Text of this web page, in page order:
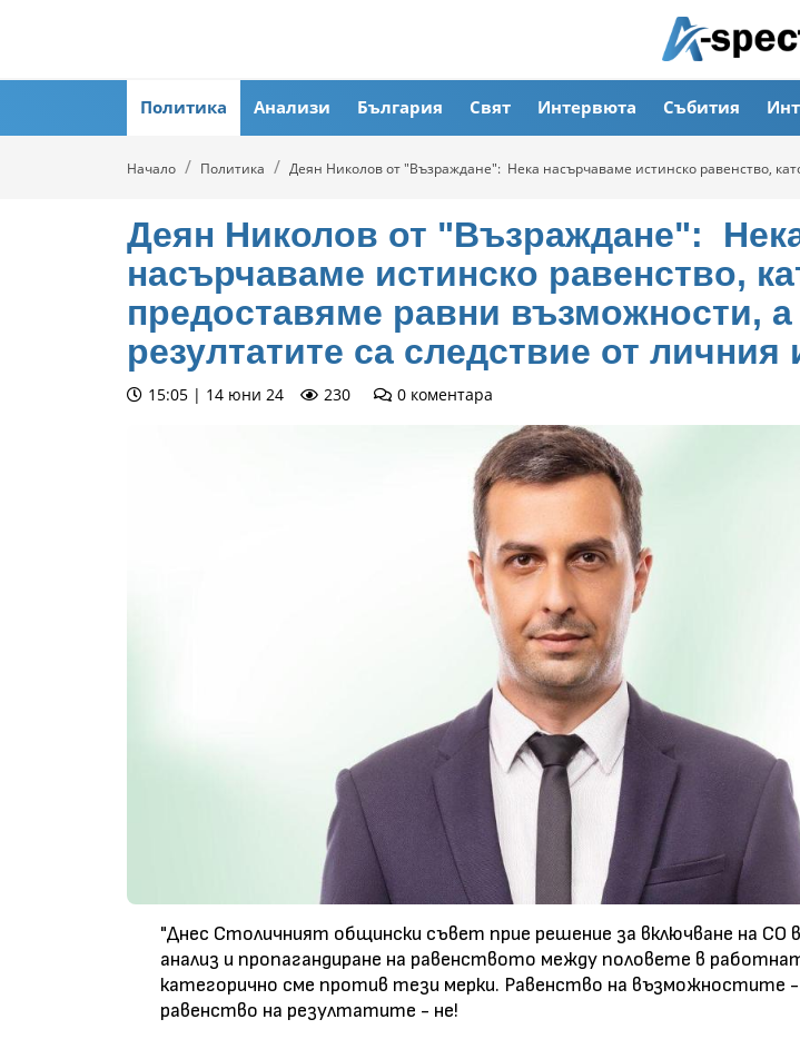
Политика Анализи България Свят Интервюта Събития
Начало Политика Деян Николов от "Възраждане": Нека насърчаваме истинско равенство,
Деян Николов от "Възраждане":
насърчаваме истинско равенство,
предоставяме равни възможности, а
резултатите са следствие от личния
15:05 | 14 юни 24 230 0 коментара
"Днес Столичният общински съвет прие решение за включване на СО
анализ и пропагандиране на равенството между половете в
категорично сме против тези мерки. Равенство на възможностите -
равенство на резултатите - не!